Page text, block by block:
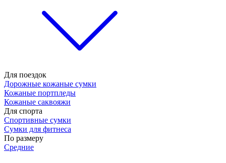
Для поездок
Дорожные кожаные сумки
Кожаные портпледы
Кожаные саквояжи
Для спорта
Спортивные сумки
Сумки для фитнеса
По размеру
Средние